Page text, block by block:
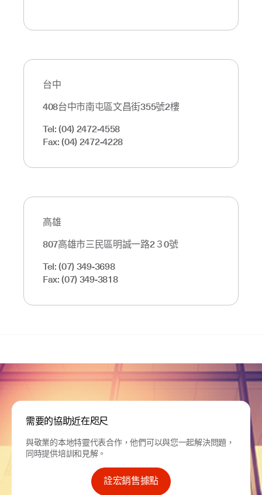
台中
408台中市南屯區文昌街355號2樓
Tel: (04) 2472-4558
Fax: (04) 2472-4228
高雄
807高雄市三民區明誠一路2３0號
Tel: (07) 349-3698
Fax: (07) 349-3818
需要的協助近在咫尺
與敬業的本地特靈代表合作，他們可以與您一起解決問題，
同時提供培訓和見解。
詮宏銷售據點